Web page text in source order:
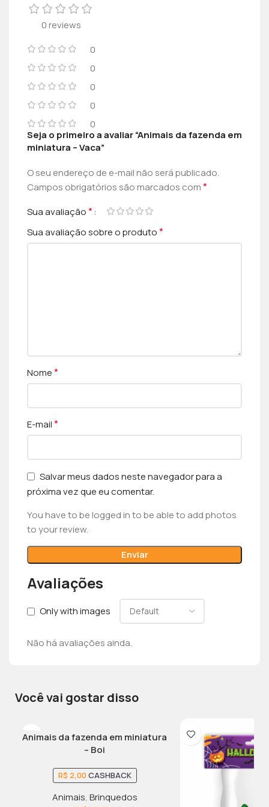
0 reviews
0
0
0
0
0
Avaliações
Only with images
Não há avaliações ainda.
Seja o primeiro a avaliar “Animais da fazenda em
miniatura – Vaca”
O seu endereço de e-mail não será publicado.
Campos obrigatórios são marcados com*
Sua avaliação*
Sua avaliação sobre o produto*
Nome*
E-mail*
Salvar meus dados neste navegador para a
próxima vez que eu comentar.
You have to be logged in to be able to add photos
to your review.
Você vai gostar disso
Animais da fazenda em miniatura
– Boi
R$ 2,00CASHBACK
Animais, Brinquedos